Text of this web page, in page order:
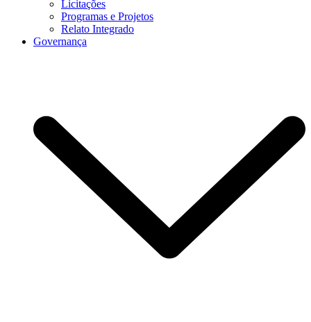
Licitações
Programas e Projetos
Relato Integrado
Governança